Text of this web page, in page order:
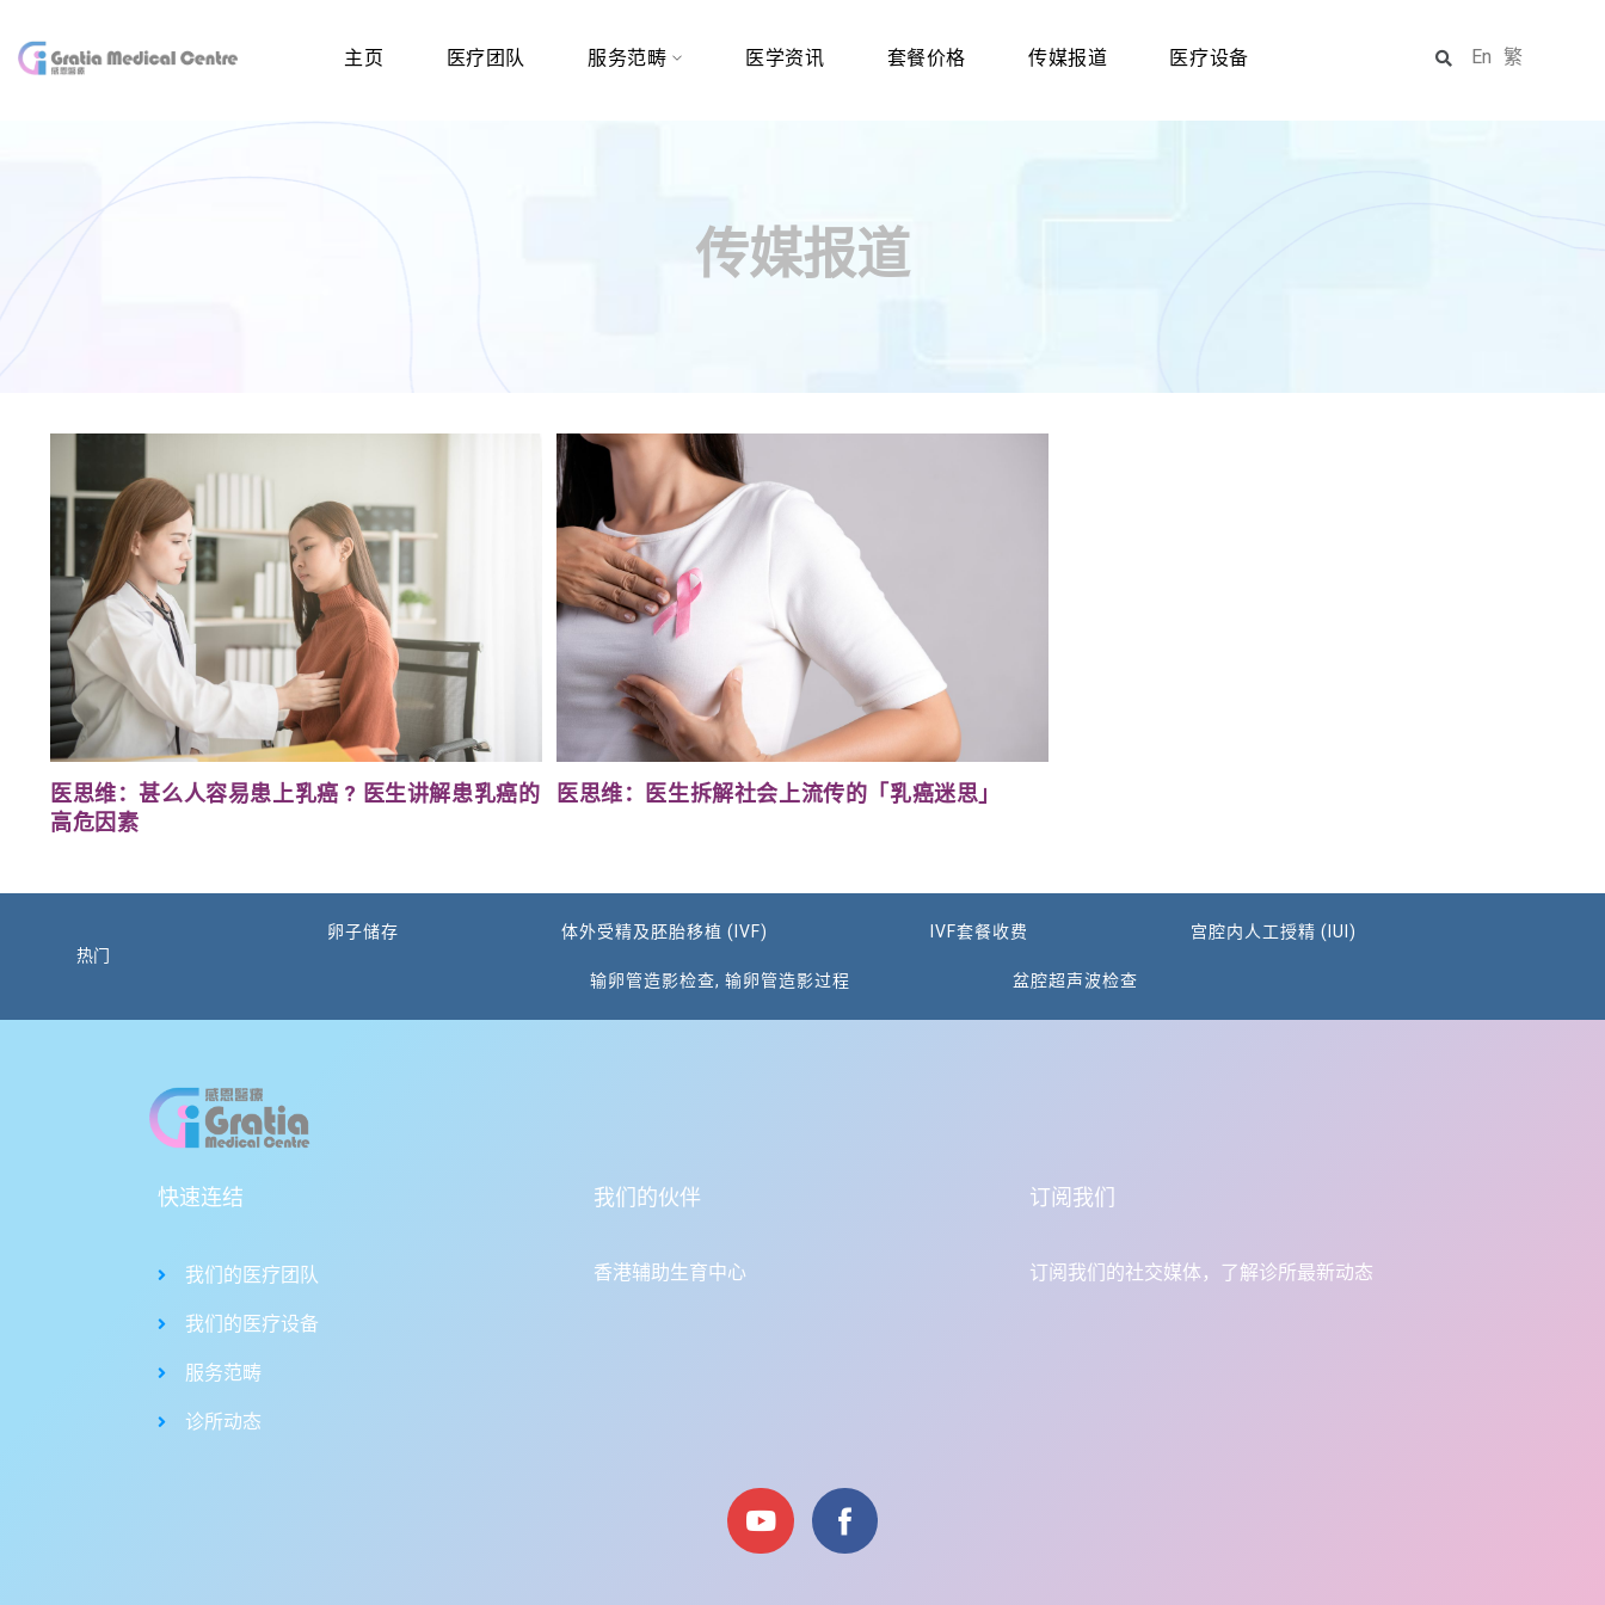
主页 医疗团队 服务范畴 医学资讯 套餐价格 传媒报道 医疗设备 En 繁
传媒报道
医思维：甚么人容易患上乳癌 ? 医生讲解患乳癌的
高危因素
医思维：医生拆解社会上流传的「乳癌迷思」
热门
卵子储存 体外受精及胚胎移植 (IVF) IVF套餐收费
宫腔内人工授精 (IUI)
输卵管造影检查, 输卵管造影过程
盆腔超声波检查
快速连结
我们的医疗团队
我们的医疗设备
服务范畴
诊所动态
我们的伙伴
香港辅助生育中心
订阅我们
订阅我们的社交媒体，了解诊所最新动态